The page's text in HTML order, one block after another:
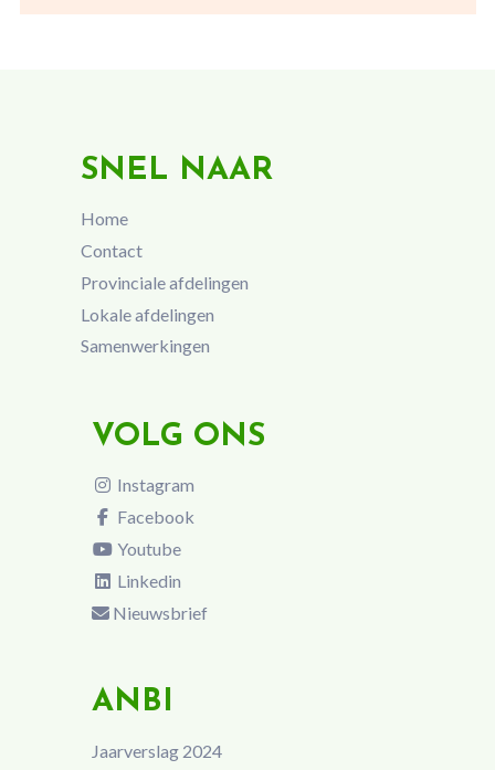
SNEL NAAR
Home
Contact
Provinciale afdelingen
Lokale afdelingen
Samenwerkingen
VOLG ONS
Instagram
Facebook
Youtube
Linkedin
Nieuwsbrief
ANBI
Jaarverslag 2024